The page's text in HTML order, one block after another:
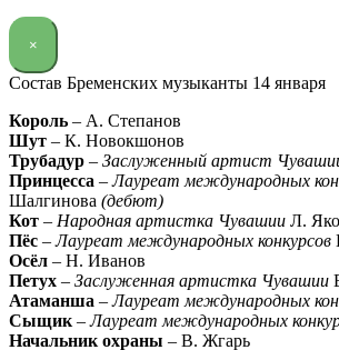
×
Состав Бременских музыканты 14 января
Король – А. Степанов
Шут – К. Новокшонов
Трубадур – Заслуженный артист
Принцесса –Лауреат международных
Шалгинова (дебют)
Кот – Народная артистка Чувашии Л.
Пёс –Лауреат международных конкурсов
Осёл – Н. Иванов
Петух – Заслуженная артистка Чувашии
Атаманша –Лауреат международных
Сыщик –Лауреат международных
Начальник охраны – В. Жгарь